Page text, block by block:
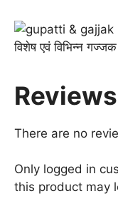
Reviews
There are no
Only logged in
this product may